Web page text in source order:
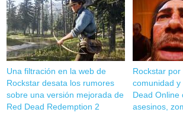
Una filtración en la web de
Rockstar desata los rumores
sobre una versión mejorada de
Red Dead Redemption 2
Rockstar
comunidad y
Dead Online
asesinos,